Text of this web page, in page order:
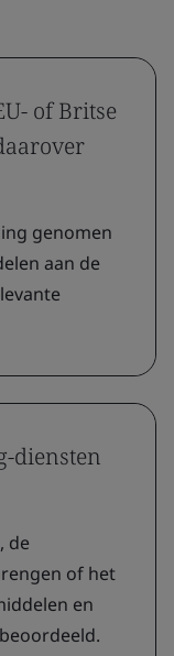
of Britse
genomen
aan de
diensten
de
of het
en